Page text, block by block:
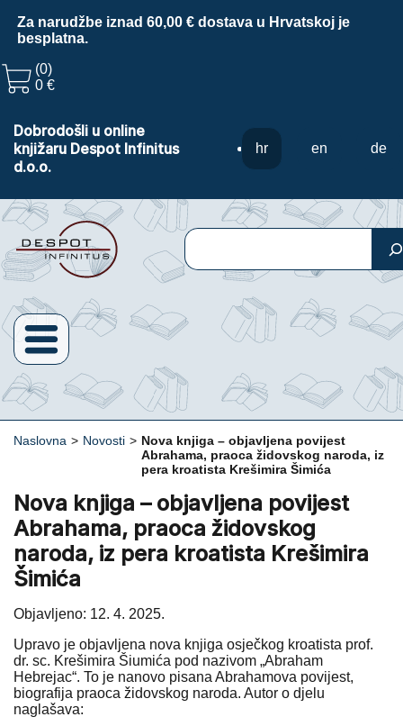
Za narudžbe iznad 60,00 € dostava u Hrvatskoj je
besplatna.
(0)
0 €
Dobrodošli u online
knjižaru Despot Infinitus
d.o.o.
hr en de
Pretraga
Naslovna > Novosti > Nova knjiga – objavljena povijest
Abrahama, praoca židovskog naroda, iz
pera kroatista Krešimira Šimića
Nova knjiga – objavljena povijest
Abrahama, praoca židovskog
naroda, iz pera kroatista Krešimira
Šimića
Objavljeno: 12. 4. 2025.
Upravo je objavljena nova knjiga osječkog kroatista prof.
dr. sc. Krešimira Šiumića pod nazivom „Abraham
Hebrejac“. To je nanovo pisana Abrahamova povijest,
biografija praoca židovskog naroda. Autor o djelu
naglašava: